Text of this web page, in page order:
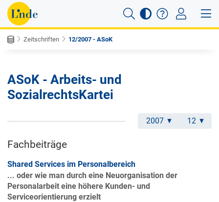
Zeitschriften 12/2007 - ASoK
ASoK - Arbeits- und
SozialrechtsKartei
2007 12
Fachbeiträge
Shared Services im Personalbereich
... oder wie man durch eine Neuorganisation der
Personalarbeit eine höhere Kunden- und
Serviceorientierung erzielt